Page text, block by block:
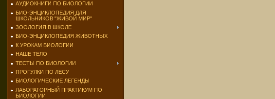
АУДИОКНИГИ ПО БИОЛОГИИ
БИО-ЭНЦИКЛОПЕДИЯ ДЛЯ
ШКОЛЬНИКОВ "ЖИВОЙ МИР"
ЗООЛОГИЯ В ШКОЛЕ
БИО-ЭНЦИКЛОПЕДИЯ ЖИВОТНЫХ
К УРОКАМ БИОЛОГИИ
НАШЕ ТЕЛО
ТЕСТЫ ПО БИОЛОГИИ
ПРОГУЛКИ ПО ЛЕСУ
БИОЛОГИЧЕСКИЕ ЛЕГЕНДЫ
ЛАБОРАТОРНЫЙ ПРАКТИКУМ ПО
БИОЛОГИИ